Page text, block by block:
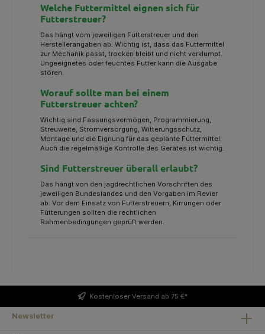
Welche Futtermittel eignen sich für
Futterstreuer?
Das hängt vom jeweiligen Futterstreuer und den
Herstellerangaben ab. Wichtig ist, dass das Futtermittel
zur Mechanik passt, trocken bleibt und nicht verklumpt.
Ungeeignetes oder feuchtes Futter kann die Ausgabe
stören.
Worauf sollte man bei einem
Futterstreuer achten?
Wichtig sind Fassungsvermögen, Programmierung,
Streuweite, Stromversorgung, Witterungsschutz,
Montage und die Eignung für das geplante Futtermittel.
Auch die regelmäßige Kontrolle des Gerätes ist wichtig.
Sind Futterstreuer überall erlaubt?
Das hängt von den jagdrechtlichen Vorschriften des
jeweiligen Bundeslandes und den Vorgaben im Revier
ab. Vor dem Einsatz von Futterstreuern, Kirrungen oder
Fütterungen sollten die rechtlichen
Rahmenbedingungen geprüft werden.
Kostenloser Versand ab 75 €*
Newsletter